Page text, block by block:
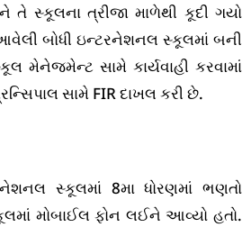
તે સ્કૂલના ત્રીજા માળેથી કૂદી ગયો
બોધી ઇન્ટરનેશનલ સ્કૂલમાં બની
મેનેજમેન્ટ સામે કાર્યવાહી કરવામાં
સામે FIR દાખલ કરી છે.
સ્કૂલમાં 8મા ધોરણમાં ભણતો
મોબાઈલ ફોન લઈને આવ્યો હતો.